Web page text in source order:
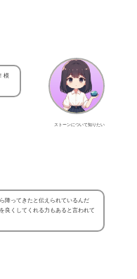
ストーンについて知りたい
模
降ってきたと伝えられているんだ
良くしてくれる力もあると言われて